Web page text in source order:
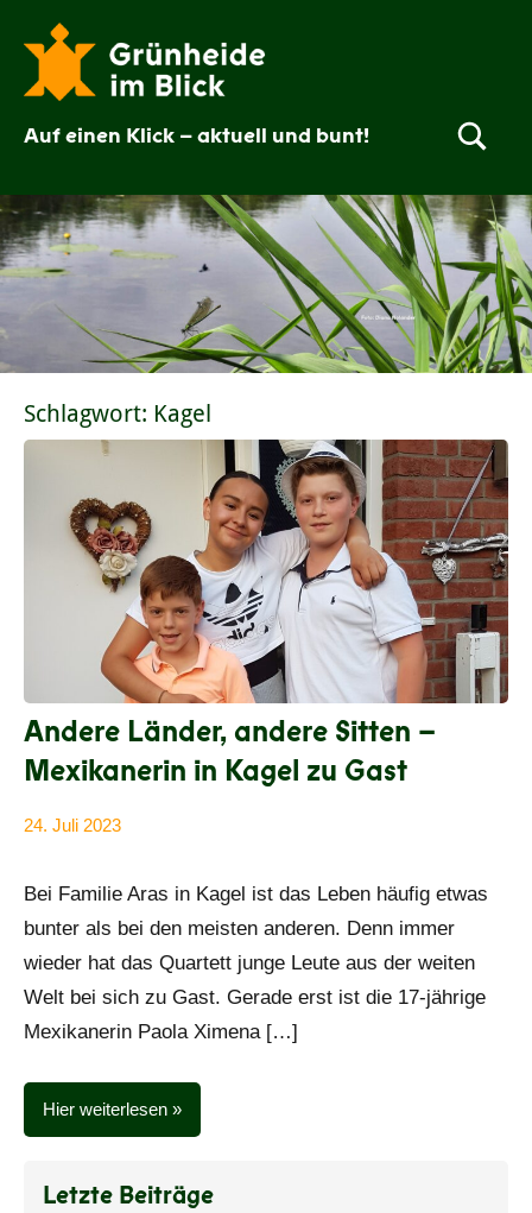
Inhalt
springen
Grünheide
im
Blick
Auf einen Klick – aktuell und bunt!
Schlagwort: Kagel
Andere Länder, andere Sitten –
Mexikanerin in Kagel zu Gast
24. Juli 2023
Bei Familie Aras in Kagel ist das Leben häufig etwas
bunter als bei den meisten anderen. Denn immer
wieder hat das Quartett junge Leute aus der weiten
Welt bei sich zu Gast. Gerade erst ist die 17-jährige
Mexikanerin Paola Ximena […]
Hier weiterlesen
Letzte Beiträge